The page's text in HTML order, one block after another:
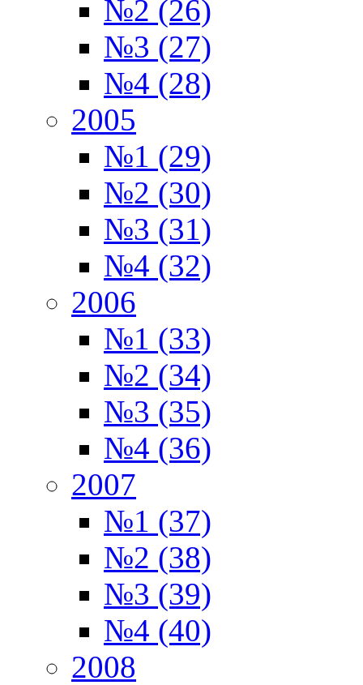
№2 (26)
№3 (27)
№4 (28)
2005
№1 (29)
№2 (30)
№3 (31)
№4 (32)
2006
№1 (33)
№2 (34)
№3 (35)
№4 (36)
2007
№1 (37)
№2 (38)
№3 (39)
№4 (40)
2008